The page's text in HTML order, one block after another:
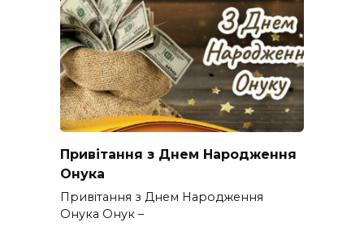
Привітання з Днем Народження
Онука
Привітання з Днем Народження
Онука Онук –